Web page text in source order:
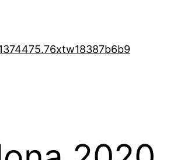
xtw18387b6b9